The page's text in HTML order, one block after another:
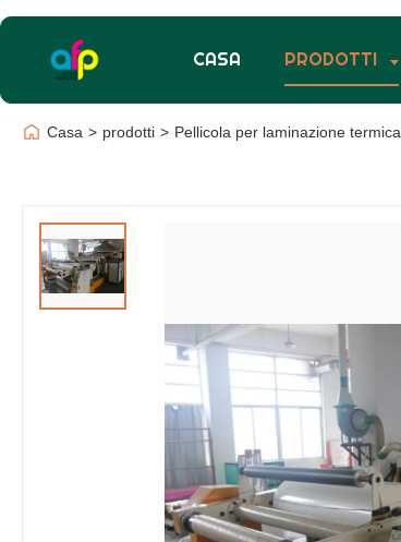
CASA PRODOTTI
Casa > prodotti > Pellicola per laminazione termica